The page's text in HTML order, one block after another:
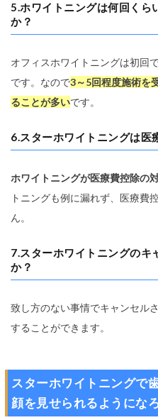
5.ホワイトニングは何回くら
か？
オフィスホワイトニングは初回
です。なので3～5回程度施術を
ることが多いです。
6.スターホワイトニングは医
ホワイトニングが医療費控除の対
トニングも例に漏れず、医療費
ん。
7.スターホワイトニングのキ
か？
致し方のない事情でキャンセル
することができます。
スターホワイトニングで
顔を見せられるようにな